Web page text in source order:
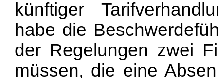
künftiger
habe die
der Regelungen zwei
müssen, die eine